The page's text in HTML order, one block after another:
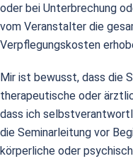
oder bei Unterbrechung
vom Veranstalter die
Verpflegungskosten
Mir ist bewusst, dass die
therapeutische oder
dass ich
die Seminarleitung vor
körperliche oder